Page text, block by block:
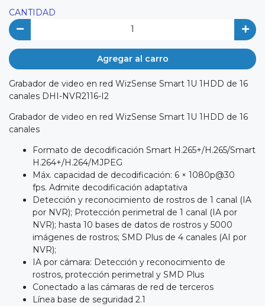
CANTIDAD
Agregar al carro
Grabador de video en red WizSense Smart 1U 1HDD de 16
canales DHI-NVR2116-I2
Grabador de video en red WizSense Smart 1U 1HDD de 16
canales
Formato de decodificación Smart H.265+/H.265/Smart
H.264+/H.264/MJPEG
Máx. capacidad de decodificación: 6 × 1080p@30
fps. Admite decodificación adaptativa
Detección y reconocimiento de rostros de 1 canal (IA
por NVR); Protección perimetral de 1 canal (IA por
NVR); hasta 10 bases de datos de rostros y 5000
imágenes de rostros; SMD Plus de 4 canales (AI por
NVR);
IA por cámara: Detección y reconocimiento de
rostros, protección perimetral y SMD Plus
Conectado a las cámaras de red de terceros
Línea base de seguridad 2.1